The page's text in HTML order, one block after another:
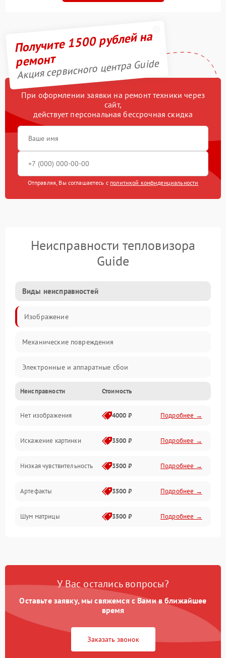
Получите 1500 рублей на
ремонт
Акция сервисного центра Guide
При оформлении заявки на ремонт техники через
сайт,
действует персональная бессрочная скидка
Отправляя, Вы соглашаетесь с политикой конфиденциальности
Неисправности тепловизора
Guide
Виды неисправностей
Изображение
Механические повреждения
Электронные и аппаратные сбои
Неисправности сенсора и оптики
Программные ошибки
Электропитание
Измерения
Матрица
Проблемы питания
Проблемы с объективом
Неисправности Стоимость
Нет изображения 4000 ₽ Подробнее →
Искажение картинки 3500 ₽ Подробнее →
Низкая чувствительность 3500 ₽ Подробнее →
Артефакты 3500 ₽ Подробнее →
Шум матрицы 3500 ₽ Подробнее →
У Вас остались вопросы?
Оставьте заявку, мы свяжемся с Вами в ближайшее
время
Заказать звонок